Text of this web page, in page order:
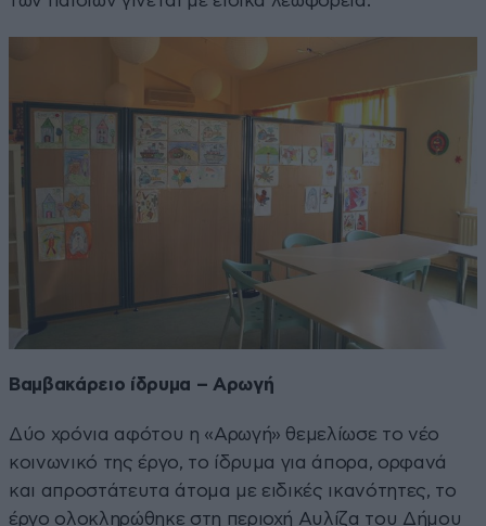
Βαμβακάρειο ίδρυμα – Αρωγή
Δύο χρόνια αφότου η «Αρωγή» θεμελίωσε το νέο
κοινωνικό της έργο, το ίδρυμα για άπορα, ορφανά
και απροστάτευτα άτομα με ειδικές ικανότητες, το
έργο ολοκληρώθηκε στη περιοχή Αυλίζα του Δήμου